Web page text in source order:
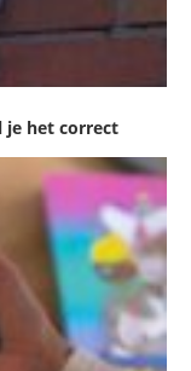
je het correct